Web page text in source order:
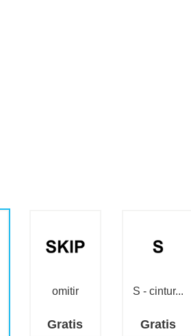
omitir
Gratis
S - cintur...
Gratis